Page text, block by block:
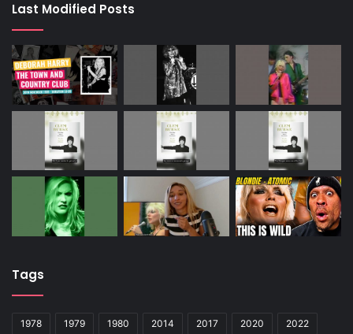
Last Modified Posts
Tags
1978 1979 1980 2014 2017 2020 2022